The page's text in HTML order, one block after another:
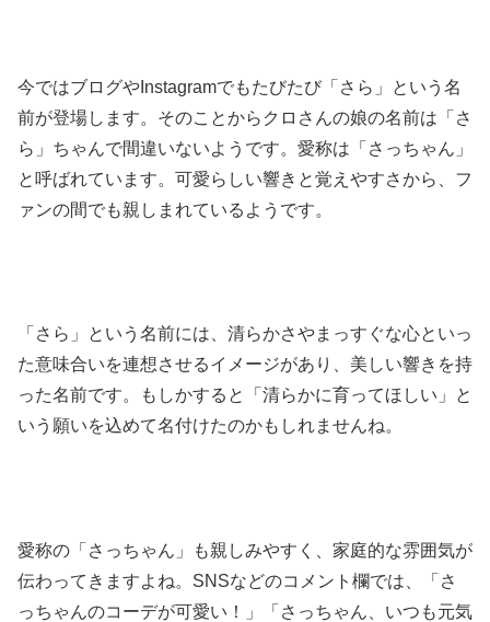
今ではブログやInstagramでもたびたび「さら」という名
前が登場します。そのことからクロさんの娘の名前は「さ
ら」ちゃんで間違いないようです。愛称は「さっちゃん」
と呼ばれています。可愛らしい響きと覚えやすさから、フ
ァンの間でも親しまれているようです。
「さら」という名前には、清らかさやまっすぐな心といっ
た意味合いを連想させるイメージがあり、美しい響きを持
った名前です。もしかすると「清らかに育ってほしい」と
いう願いを込めて名付けたのかもしれませんね。
愛称の「さっちゃん」も親しみやすく、家庭的な雰囲気が
伝わってきますよね。SNSなどのコメント欄では、「さ
っちゃんのコーデが可愛い！」「さっちゃん、いつも元気